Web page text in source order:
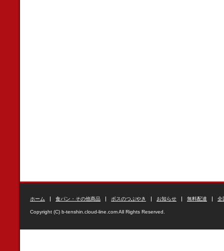
ホーム 食パン・その他商品 ボスのつぶやき お知らせ 無料配達 全
Copyright (C) b-tenshin.cloud-line.com All Rights Reserved.